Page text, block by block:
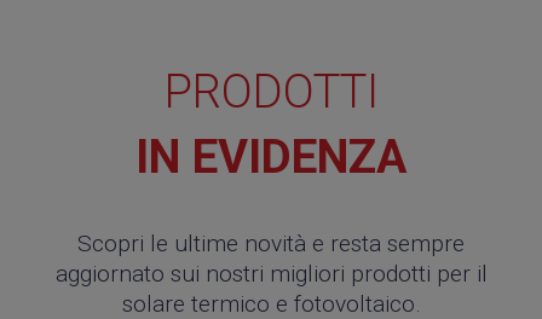
PRODOTTI
IN EVIDENZA
Scopri le ultime novità e resta sempre
aggiornato sui nostri migliori prodotti per il
solare termico e fotovoltaico.